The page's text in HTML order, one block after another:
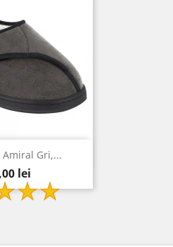
Gri,...
lei
rapida
gri